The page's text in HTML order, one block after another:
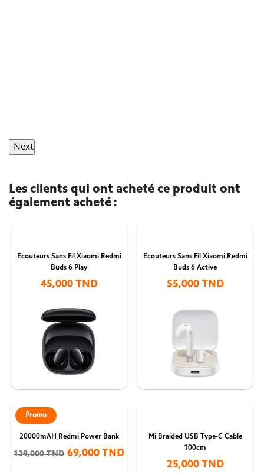
Next
Les clients qui ont acheté ce produit ont
également acheté :
Ecouteurs Sans Fil Xiaomi Redmi
Buds 6 Play
45,000 TND
Ecouteurs Sans Fil Xiaomi Redmi
Buds 6 Active
55,000 TND
20000mAH Redmi Power Bank
129,000 TND 69,000 TND
Promo
Mi Braided USB Type-C Cable
100cm
25,000 TND